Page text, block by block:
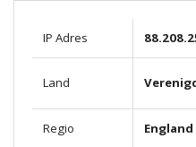
IP Adres
Land
Regio England